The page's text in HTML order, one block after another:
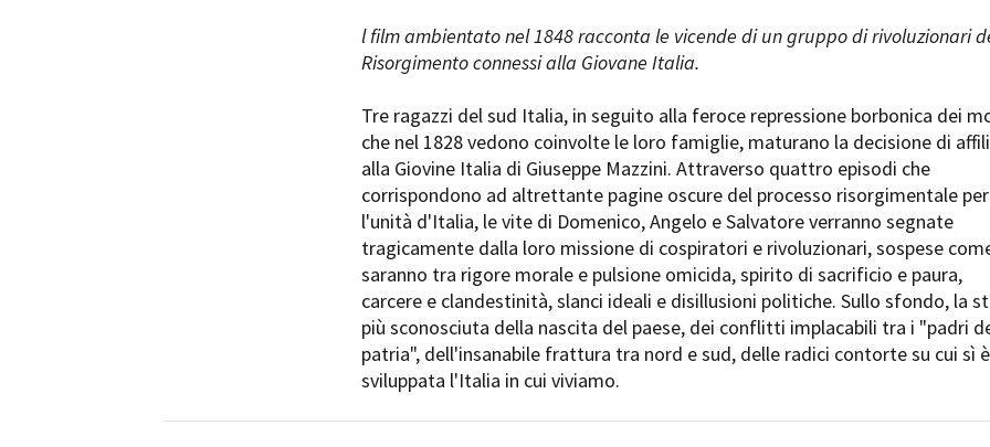
FILM FUNDS
Piemonte Film Tv Fund
Piemonte Doc Film Fund
Short Film Fund
TFI Torino Film Industry - Production
Days
Avenue Cove - Erasmus +
La Grazia - Immagini e location della
Torino di Paolo Sorrentino
Open Day
Ciak in TOur!
Elenco
Amministrazione trasparente Bandi e gare Contatti Privacy Cookie policy Whistleblowing
l film ambientato nel 1848 racconta le vicende di un gruppo di rivoluzionari
Risorgimento connessi alla Giovane Italia.
Tre ragazzi del sud Italia, in seguito alla feroce repressione borbonica dei
che nel 1828 vedono coinvolte le loro famiglie, maturano la decisione di
alla Giovine Italia di Giuseppe Mazzini. Attraverso quattro episodi che
corrispondono ad altrettante pagine oscure del processo risorgimentale per
l'unità d'Italia, le vite di Domenico, Angelo e Salvatore verranno segnate
tragicamente dalla loro missione di cospiratori e rivoluzionari, sospese
saranno tra rigore morale e pulsione omicida, spirito di sacrificio e paura,
carcere e clandestinità, slanci ideali e disillusioni politiche. Sullo sfondo, la
più sconosciuta della nascita del paese, dei conflitti implacabili tra i "padri
patria", dell'insanabile frattura tra nord e sud, delle radici contorte su cui sì è
sviluppata l'Italia in cui viviamo.